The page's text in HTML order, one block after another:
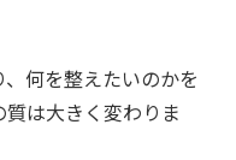
何を整えたいのかを
は大きく変わりま